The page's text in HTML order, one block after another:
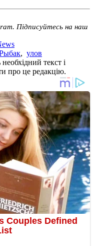
Підписуйтесь на наш
, улов
текст і
про це редакцію.